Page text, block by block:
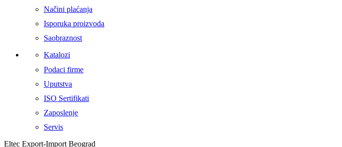
Načini plaćanja
Isporuka proizvoda
Saobraznost
Katalozi
Podaci firme
Uputstva
ISO Sertifikati
Zaposlenje
Servis
Eltec Export-Import Beograd